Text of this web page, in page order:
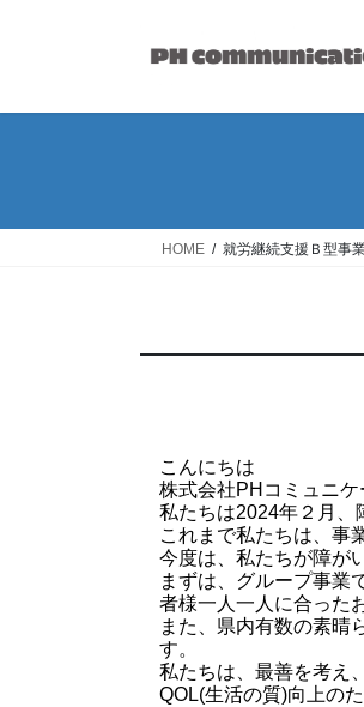
HOME 就労継続支援Ｂ型事
こんにちは
株式会社PHコミュニケ
私たちは2024年２月、
これまで私たちは、事
今度は、私たちが障が
まずは、グループ事業
者様一人一人に合った
また、県内有数の素晴
す。
私たちは、最善を考え
QOL(生活の質)向上の